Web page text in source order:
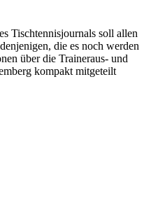
Tischtennisjournals soll allen
die es noch werden
über die Traineraus- und
kompakt mitgeteilt